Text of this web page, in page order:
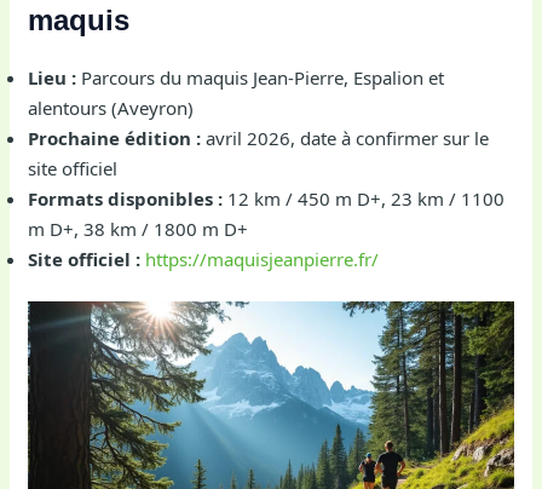
maquis
Lieu : Parcours du maquis Jean-Pierre, Espalion et
alentours (Aveyron)
Prochaine édition : avril 2026, date à confirmer sur le
site officiel
Formats disponibles : 12 km / 450 m D+, 23 km / 1100
m D+, 38 km / 1800 m D+
Site officiel : https://maquisjeanpierre.fr/